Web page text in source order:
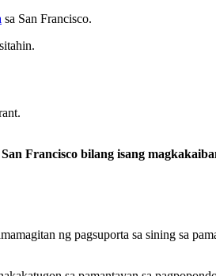
sa San Francisco.
Francisco bilang isang
ng pagsuporta sa sining sa